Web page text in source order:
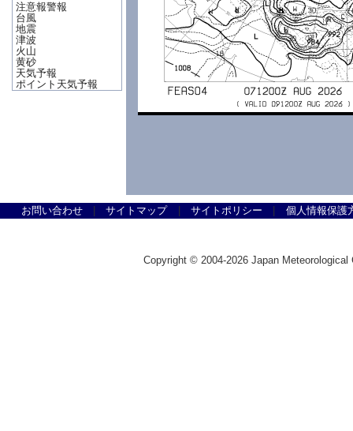
注意報警報
台風
地震
津波
火山
黄砂
天気予報
ポイント天気予報
お問い合わせ サイトマップ サイトポリシー 個人情報保護
Copyright © 2004-2026 Japan